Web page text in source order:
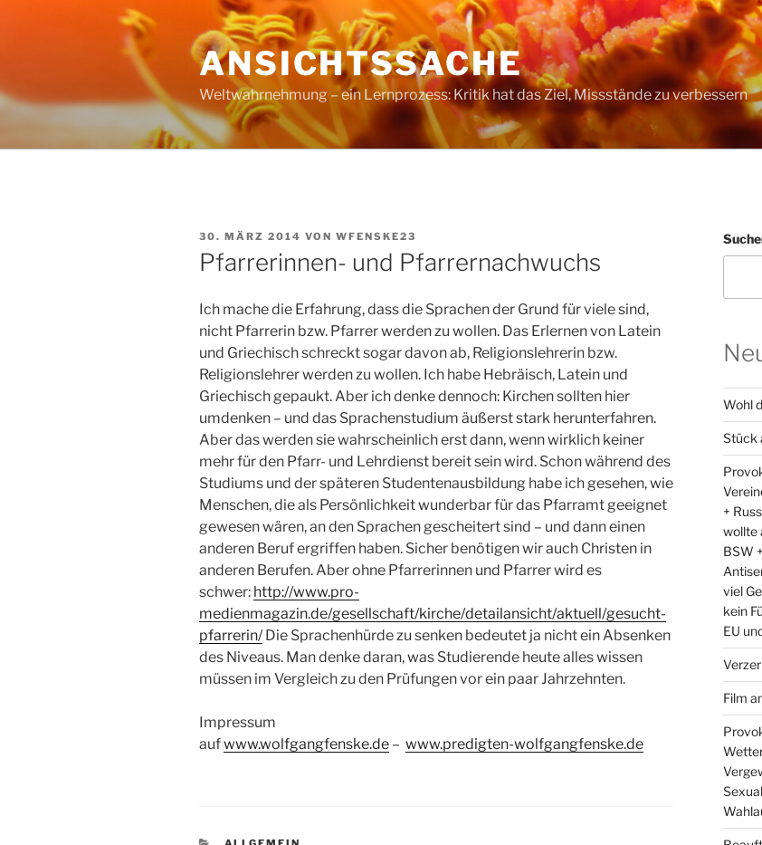
ANSICHTSSACHE
Weltwahrnehmung – ein Lernprozess: Kritik hat das Ziel, Missstände zu verbessern
VERÖFFENTLICHT
AM
30. MÄRZ 2014 VON WFENSKE23
Pfarrerinnen- und Pfarrernachwuchs
Ich mache die Erfahrung, dass die Sprachen der Grund für viele sind,
nicht Pfarrerin bzw. Pfarrer werden zu wollen. Das Erlernen von Latein
und Griechisch schreckt sogar davon ab, Religionslehrerin bzw.
Religionslehrer werden zu wollen. Ich habe Hebräisch, Latein und
Griechisch gepaukt. Aber ich denke dennoch: Kirchen sollten hier
umdenken – und das Sprachenstudium äußerst stark herunterfahren.
Aber das werden sie wahrscheinlich erst dann, wenn wirklich keiner
mehr für den Pfarr- und Lehrdienst bereit sein wird. Schon während des
Studiums und der späteren Studentenausbildung habe ich gesehen, wie
Menschen, die als Persönlichkeit wunderbar für das Pfarramt geeignet
gewesen wären, an den Sprachen gescheitert sind – und dann einen
anderen Beruf ergriffen haben. Sicher benötigen wir auch Christen in
anderen Berufen. Aber ohne Pfarrerinnen und Pfarrer wird es
schwer: http://www.pro-
medienmagazin.de/gesellschaft/kirche/detailansicht/aktuell/gesucht-
pfarrerin/Die Sprachenhürde zu senken bedeutet ja nicht ein Absenken
des Niveaus. Man denke daran, was Studierende heute alles wissen
müssen im Vergleich zu den Prüfungen vor ein paar Jahrzehnten.
Impressum
aufwww.wolfgangfenske.de – www.predigten-wolfgangfenske.de
Wohl
Stück
+
wollte
BSW
viel
kein
EU
Film